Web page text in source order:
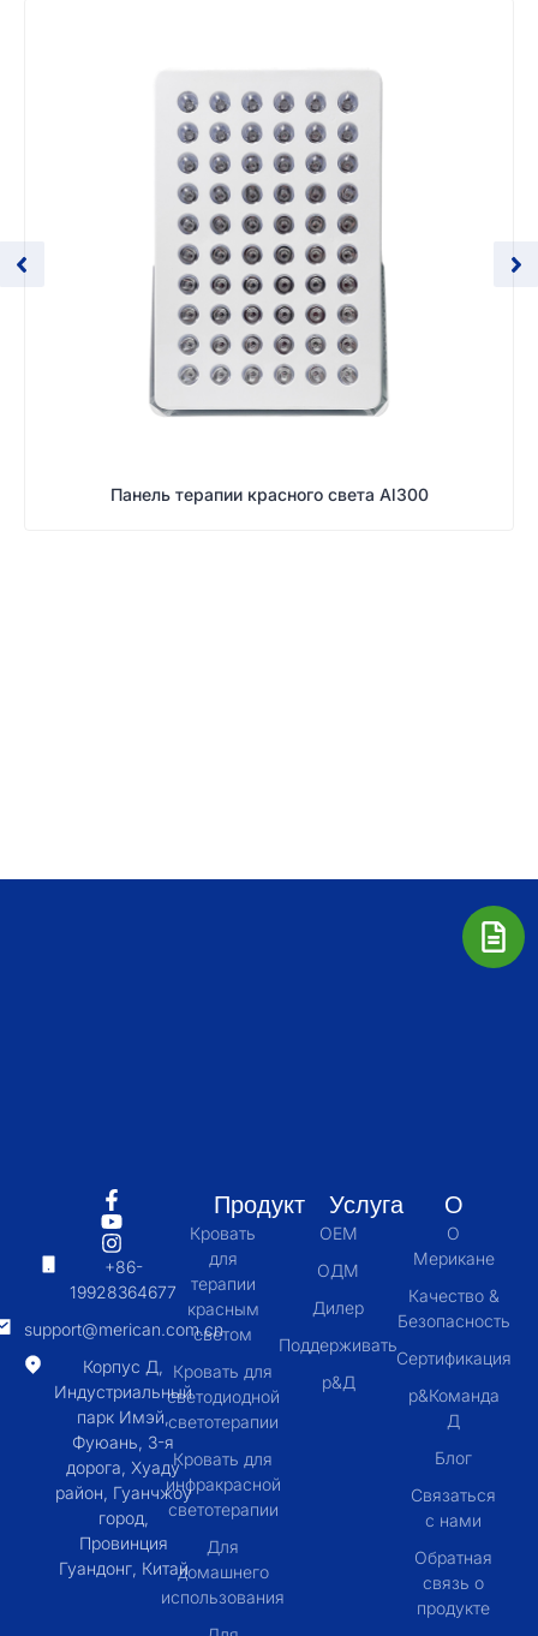
Панель терапии красного света Al300
+86-
19928364677
support@merican.com.cn
Корпус Д,
Индустриальный
парк Имэй,
Фуюань, 3-я
дорога, Хуаду
район, Гуанчжоу
город,
Провинция
Гуандонг, Китай
Продукт
Кровать
для
терапии
красным
светом
Кровать для
светодиодной
светотерапии
Кровать для
инфракрасной
светотерапии
Для
домашнего
использования
Услуга
OEM
ОДМ
Дилер
Поддерживать
р&Д
О
О
Мерикане
Качество &
Безопасность
Сертификация
р&Команда
Д
Блог
Связаться
с нами
Обратная
связь о
продукте